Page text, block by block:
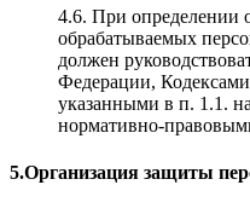
4.6. При определении
обрабатываемых
должен
Федерации,
указанными в п. 1.1.
нормативно-
5.Организация защиты